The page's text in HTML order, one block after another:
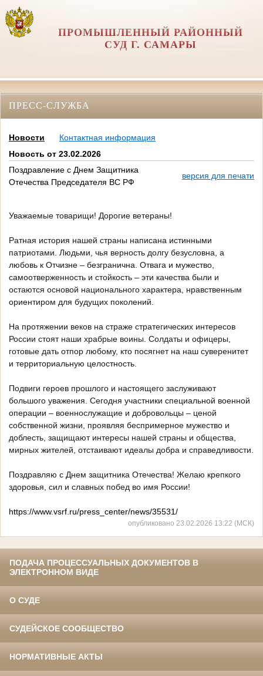
ПРОМЫШЛЕННЫЙ РАЙОННЫЙ
СУД Г. САМАРЫ
ПРЕСС-СЛУЖБА
Новости
Контактная информация
Новость от 23.02.2026
Поздравление с Днем Защитника
Отечества Председателя ВС РФ
версия для печати
Уважаемые товарищи! Дорогие ветераны!
Ратная история нашей страны написана истинными
патриотами. Людьми, чья верность долгу безусловна, а
любовь к Отчизне – безгранична. Отвага и мужество,
самоотверженность и стойкость – эти качества были и
остаются основой национального характера, нравственным
ориентиром для будущих поколений.
На протяжении веков на страже стратегических интересов
России стоят наши храбрые воины. Солдаты и офицеры,
готовые дать отпор любому, кто посягнет на наш суверенитет
и территориальную целостность.
Подвиги героев прошлого и настоящего заслуживают
большого уважения. Сегодня участники специальной военной
операции – военнослужащие и добровольцы – ценой
собственной жизни, проявляя беспримерное мужество и
доблесть, защищают интересы нашей страны и общества,
мирных жителей, отстаивают идеалы добра и справедливости.
Поздравляю с Днем защитника Отечества! Желаю крепкого
здоровья, сил и славных побед во имя России!
https://www.vsrf.ru/press_center/news/35531/
опубликовано 23.02.2026 13:22 (МСК)
ПОДАЧА ПРОЦЕССУАЛЬНЫХ ДОКУМЕНТОВ В
ЭЛЕКТРОННОМ ВИДЕ
О СУДЕ
СУДЕЙСКОЕ СООБЩЕСТВО
НОРМАТИВНЫЕ АКТЫ